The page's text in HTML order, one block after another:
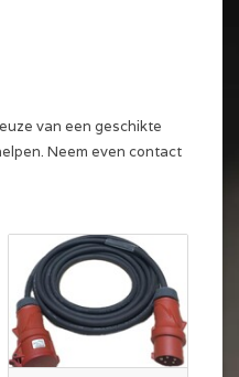
van een geschikte
Neem even contact